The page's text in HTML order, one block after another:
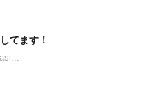
てます！